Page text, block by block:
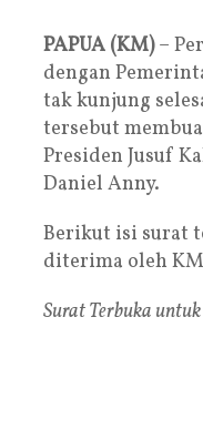
PAPUA (KM)–
dengan
tak kunjung
tersebut
Presiden Jusuf
Daniel Anny.
Berikut isi surat
diterima oleh
Surat Terbuka